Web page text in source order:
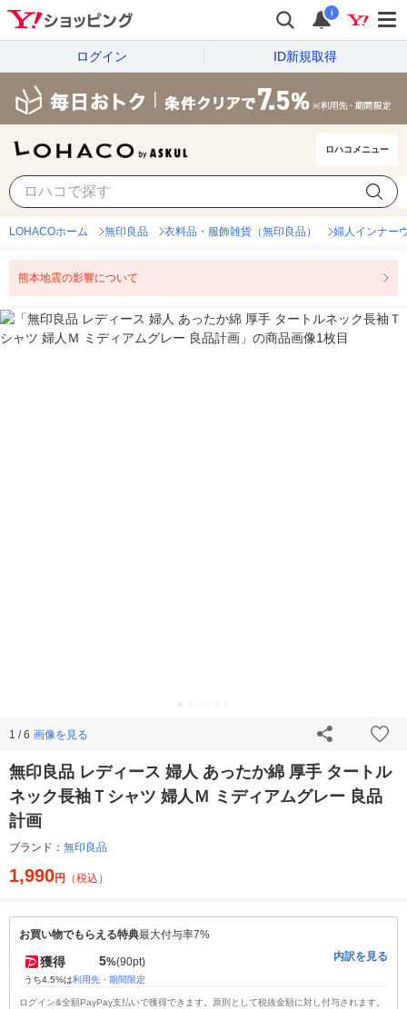
i
ログイン ID新規取得
ロハコメニュー
LOHACOホーム 無印良品 衣料品・服飾雑貨（無印良品） 婦人インナー
熊本地震の影響について
1 / 6 画像を見る
無印良品 レディース 婦人 あったか綿 厚手 タートル
ネック長袖Ｔシャツ 婦人Ｍ ミディアムグレー 良品
計画
ブランド： 無印良品
1,990円 （税込）
お買い物でもらえる特典最大付与率7%
獲得 5%(90pt)
うち4.5%は利用先・期間限定
内訳を見る
ログイン&全額PayPay支払いで獲得できます。原則として税抜金額に対し付与されます。